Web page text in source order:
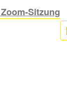
Sitzung